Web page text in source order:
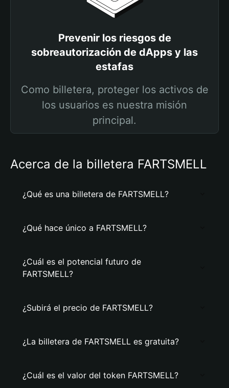
Prevenir los riesgos de
sobreautorización de dApps y las
estafas
Como billetera, proteger los activos de
los usuarios es nuestra misión
principal.
Acerca de la billetera FARTSMELL
¿Qué es una billetera de FARTSMELL?
¿Qué hace único a FARTSMELL?
¿Cuál es el potencial futuro de
FARTSMELL?
¿Subirá el precio de FARTSMELL?
¿La billetera de FARTSMELL es gratuita?
¿Cuál es el valor del token FARTSMELL?